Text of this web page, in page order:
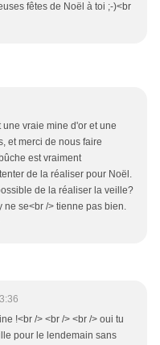
fêtes de Noël à toi ;-)<br
vraie mine d'or et une
et merci de nous faire
est vraiment
de la réaliser pour Noël.
de la réaliser la veille?
se<br /> tienne pas bien.
!<br /> <br /> <br /> oui tu
pour le lendemain sans